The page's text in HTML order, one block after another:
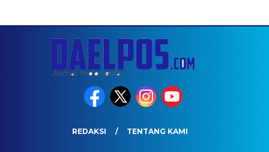
REDAKSI TENTANG KAMI